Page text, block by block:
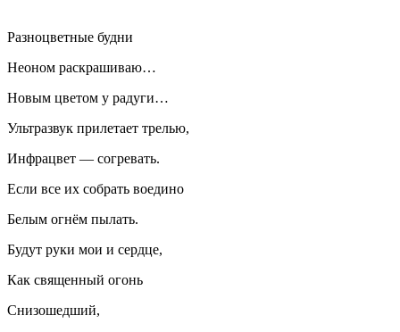
Разноцветные будни
Неоном раскрашиваю…
Новым цветом у радуги…
Ультразвук прилетает трелью,
Инфрацвет — согревать.
Если все их собрать воедино
Белым огнём пылать.
Будут руки мои и сердце,
Как священный огонь
Снизошедший,